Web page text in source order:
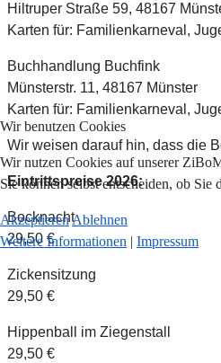
Hiltruper Straße 59, 48167
Karten für: Familienkarneval,
Buchhandlung Buchfink
Münsterstr. 11, 48167 Münster
Karten für: Familienkarneval,
Wir weisen darauf hin, dass die
Eintrittspreise 2026:
Bocknacht
29,50 €
Zickensitzung
29,50 €
Hippenball im Ziegenstall
29,50 €
Wir benutzen Cookies
Wir nutzen Cookies auf unserer
Sie können selbst entscheiden, ob
AkzeptierenAblehnen
Weitere Informationen | Impressum